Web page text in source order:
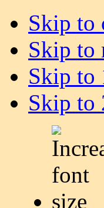
Skip to
Skip to
Skip to
Skip to